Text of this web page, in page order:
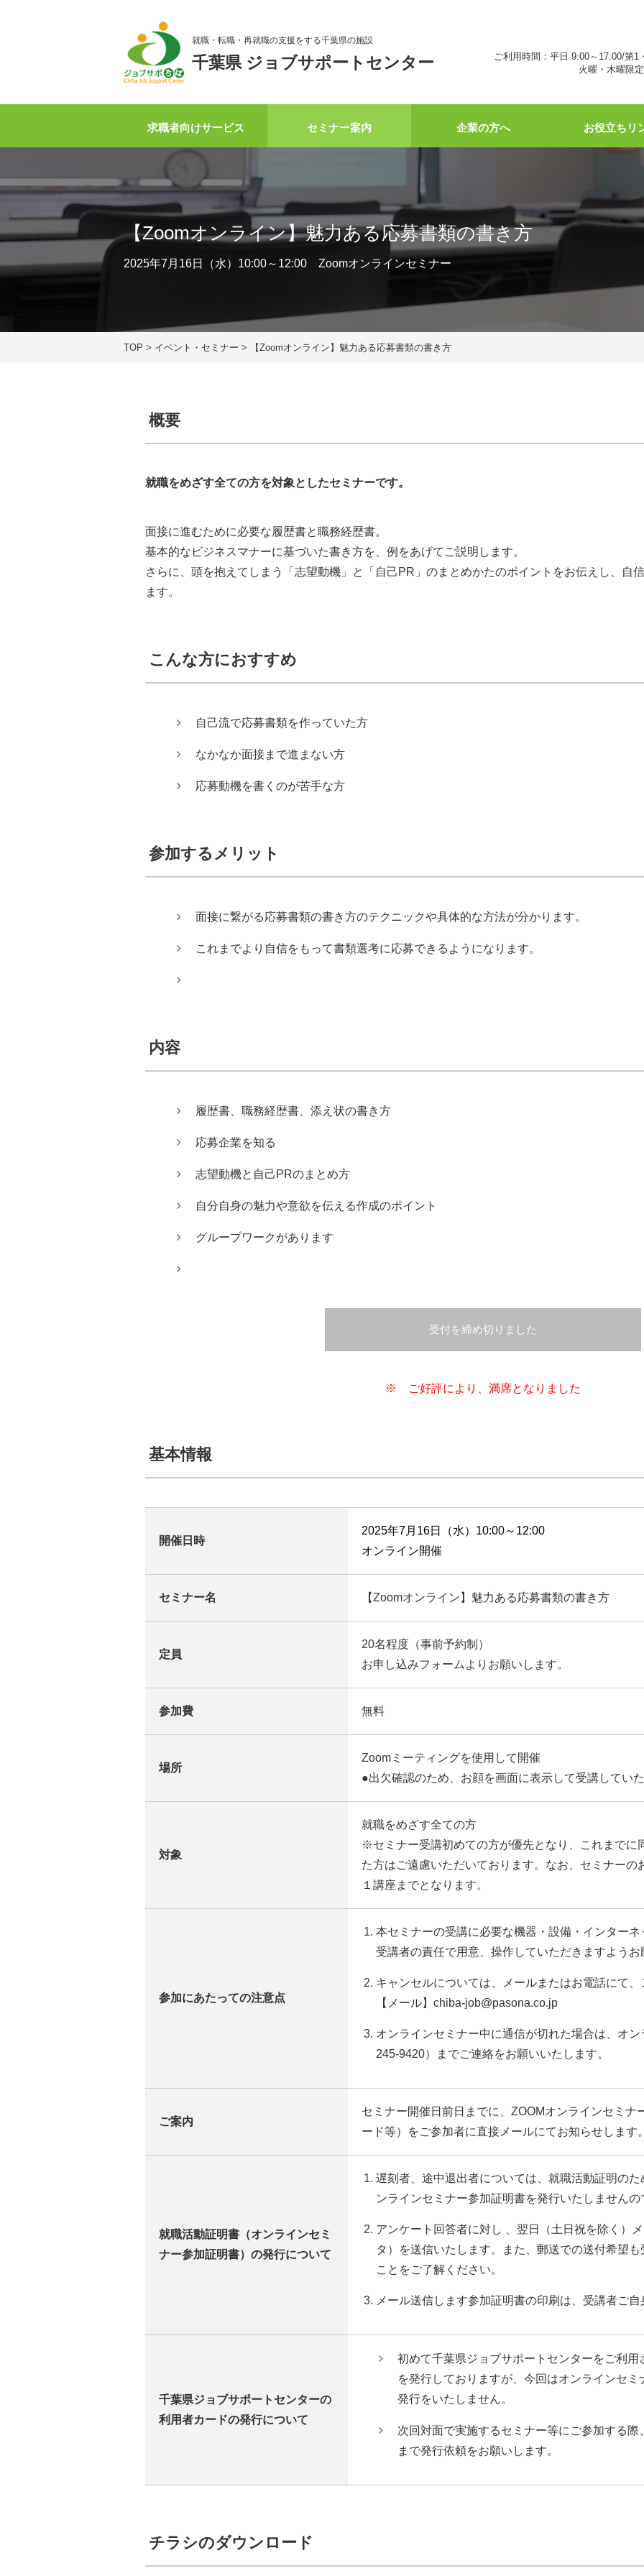
就職・転職・再就職の支援をする千葉県の施設
千葉県 ジョブサポートセンター
ご利用時間：平日 9:00～17:00/第1
火曜・木曜限
求職者向けサービス セミナー案内 企業の方へ お役立ちリ
【Zoomオンライン】魅力ある応募書類の書き方
2025年7月16日（水）10:00～12:00 Zoomオンラインセミナー
TOP > イベント・セミナー > 【Zoomオンライン】魅力ある応募書類の書き方
概要
就職をめざす全ての方を対象としたセミナーです。
面接に進むために必要な履歴書と職務経歴書。
基本的なビジネスマナーに基づいた書き方を、例をあげてご説明します。
さらに、頭を抱えてしまう「志望動機」と「自己PR」のまとめかたのポイントをお伝えし、自
ます。
こんな方におすすめ
自己流で応募書類を作っていた方
なかなか面接まで進まない方
応募動機を書くのが苦手な方
参加するメリット
面接に繋がる応募書類の書き方のテクニックや具体的な方法が分かります。
これまでより自信をもって書類選考に応募できるようになります。
内容
履歴書、職務経歴書、添え状の書き方
応募企業を知る
志望動機と自己PRのまとめ方
自分自身の魅力や意欲を伝える作成のポイント
グループワークがあります
受付を締め切りました
※ ご好評により、満席となりました
基本情報
開催日時
2025年7月16日（水）10:00～12:00
オンライン開催
セミナー名 【Zoomオンライン】魅力ある応募書類の書き方
定員
20名程度（事前予約制）
お申し込みフォームよりお願いします。
参加費 無料
場所
Zoomミーティングを使用して開催
●出欠確認のため、お顔を画面に表示して受講していた
対象
就職をめざす全ての方
※セミナー受講初めての方が優先となり、これまでに
た方はご遠慮いただいております。なお、セミナーの
１講座までとなります。
参加にあたっての注意点
本セミナーの受講に必要な機器・設備・インター
受講者の責任で用意、操作していただきますようお
キャンセルについては、メールまたはお電話にて、
【メール】chiba-job@pasona.co.jp
オンラインセミナー中に通信が切れた場合は、オ
245-9420）までご連絡をお願いいたします。
ご案内
セミナー開催日前日までに、ZOOMオンラインセミナ
ード等）をご参加者に直接メールにてお知らせします。
就職活動証明書（オンラインセミ
ナー参加証明書）の発行について
遅刻者、途中退出者については、就職活動証明の
ンラインセミナー参加証明書を発行いたしませんの
アンケート回答者に対し 、翌日（土日祝を除く）
タ）を送信いたします。また、郵送での送付希望
ことをご了解ください。
メール送信します参加証明書の印刷は、受講者ご自
千葉県ジョブサポートセンターの
利用者カードの発行について
初めて千葉県ジョブサポートセンターをご利用
を発行しておりますが、今回はオンラインセ
発行をいたしません。
次回対面で実施するセミナー等にご参加する
まで発行依頼をお願いします。
チラシのダウンロード